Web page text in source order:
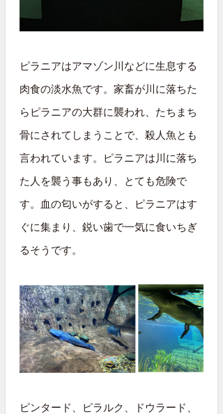
ピラニアはアマゾン川などに生息する
肉食の淡水魚です。家畜が川に落ちた
らピラニアの大群に襲われ、たちまち
骨にされてしまうことで、殺人魚とも
言われています。ピラニアは川に落ち
た人を襲う事もあり、とても危険で
す。血の匂いがすると、ピラニアはす
ぐに集まり、鋭い歯で一気に食いちぎ
るそうです。
ピンタード、ピラルク、ドウラード、